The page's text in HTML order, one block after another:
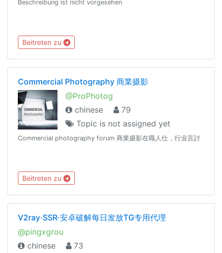
Beschreibung ist nicht vorgesehen
Beitreten zu
Commercial Photography 商業摄影
@ProPhotog
chinese
79
Topic is not assigned yet
Commercial photography forum 商業摄影在職人仕，行业言討
Beitreten zu
V2ray·SSR·安卓破解每日发放TG专用代理
@pingxgrou
chinese
73